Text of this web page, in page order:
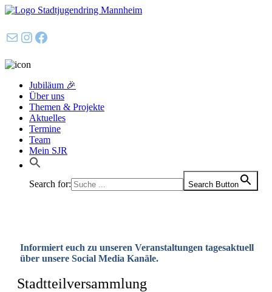
E-MailInstagram
Facebook
Jubiläum 🎉
Über uns
Themen & Projekte
Aktuelles
Termine
Team
Mein SJR
Search for: Search Button
Informiert euch zu unseren Veranstaltungen tagesaktuell
über unsere Social Media Kanäle.
Stadtteilversammlung